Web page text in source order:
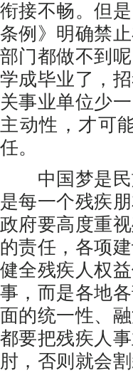
衔接不畅。但
条例》明确禁
部门都做不到
学成毕业了，
关事业单位少
主动性，才可
任。
中国梦是民
是每一个残疾
政府要高度重
的责任，各项
健全残疾人权
事，而是各地
面的统一性、
都要把残疾人
肘，否则就会